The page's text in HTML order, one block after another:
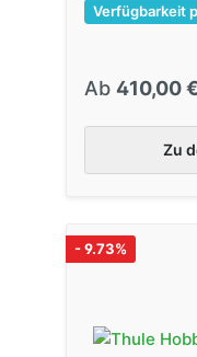
Verfügbarkeit
Ab 410,00
Zu
- 9.73%